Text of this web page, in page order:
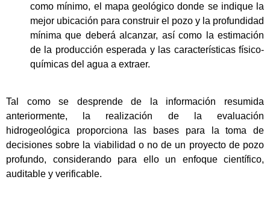
como mínimo, el mapa geológico donde se indique la
mejor ubicación para construir el pozo y la profundidad
mínima que deberá alcanzar, así como la estimación
de la producción esperada y las características físico-
químicas del agua a extraer.
Tal como se desprende de la información resumida
anteriormente, la realización de la evaluación
hidrogeológica proporciona las bases para la toma de
decisiones sobre la viabilidad o no de un proyecto de pozo
profundo, considerando para ello un enfoque científico,
auditable y verificable.